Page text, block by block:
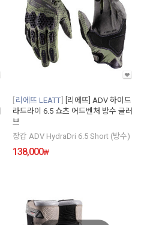
리에뜨 LEATT
[리에뜨] ADV 하이드
라드라이 6.5 쇼츠 어드벤처 방수 글러
브
장갑 ADV HydraDri 6.5 Short (방수)
138,000₩